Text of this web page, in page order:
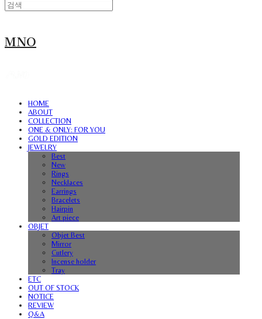
MNO
HOME
ABOUT
COLLECTION
ONE & ONLY: FOR YOU
GOLD EDITION
JEWELRY
Best
New
Rings
Necklaces
Earrings
Bracelets
Hairpin
Art piece
OBJET
Objet Best
Mirror
Cutlery
Incense holder
Tray
ETC
OUT OF STOCK
NOTICE
REVIEW
Q&A